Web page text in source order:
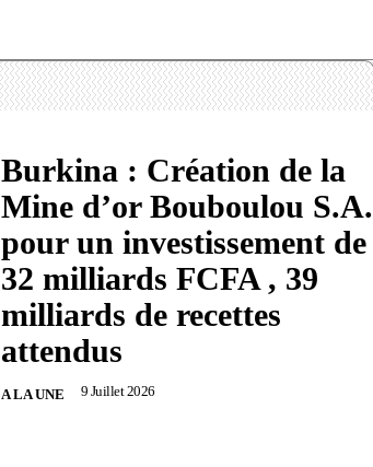
Burkina : Création de la
Mine d’or Bouboulou S.A.
pour un investissement de
32 milliards FCFA , 39
milliards de recettes
attendus
A LA UNE 9 Juillet 2026